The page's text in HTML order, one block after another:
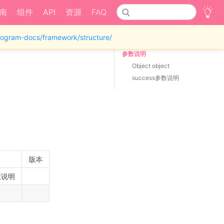
组件 API 资源 FAQ
docs/framework/structure/
版本
明
参数说明
Object object
success参数说明